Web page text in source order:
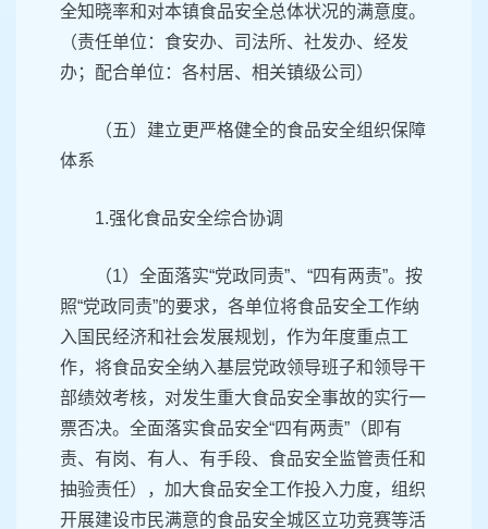
全知晓率和对本镇食品安全总体状况的满意度。
（责任单位：食安办、司法所、社发办、经发
办；配合单位：各村居、相关镇级公司）
（五）建立更严格健全的食品安全组织保障
体系
1.强化食品安全综合协调
（1）全面落实“党政同责”、“四有两责”。按
照“党政同责”的要求，各单位将食品安全工作纳
入国民经济和社会发展规划，作为年度重点工
作，将食品安全纳入基层党政领导班子和领导干
部绩效考核，对发生重大食品安全事故的实行一
票否决。全面落实食品安全“四有两责”（即有
责、有岗、有人、有手段、食品安全监管责任和
抽验责任），加大食品安全工作投入力度，组织
开展建设市民满意的食品安全城区立功竞赛等活